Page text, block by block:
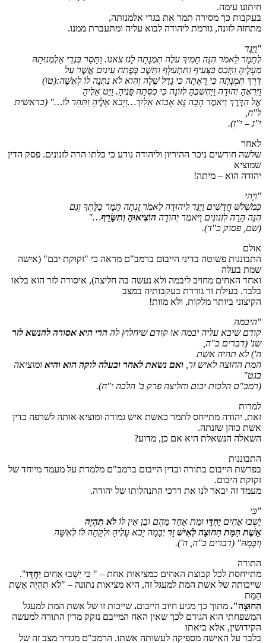
חיתונו עימה.
בעקבות כך מסירה תמר את בגדי אלמנותה,
מתחזה לזונה, גורמת ליהודה לבוא עליה ומתעברת ממנו.
"וַיֻּגַּד
לְתָמָר לֵאמֹר הִנֵּה חָמִיךְ עֹלֶה תִמְנָתָה לָגֹז צֹאנוֹ. וַתָּסַר בִּגְדֵי אַלְמְנוּתָהּ
מֵעָלֶיהָ וַתְּכַס בַּצָּעִיף וַתִּתְעַלָּף וַתֵּשֶׁב בְּפֶתַח עֵינַיִם אֲשֶׁר עַל
דֶּרֶךְ תִּמְנָתָה כִּי רָאֲתָה כִּי גָדַל שֵׁלָה וְהִוא לֹא נִתְּנָה לוֹ לְאִשָּׁה:(טו)
וַיִּרְאֶהָ יְהוּדָה וַיַּחְשְׁבֶהָ לְזוֹנָה כִּי כִסְּתָה פָּנֶיהָ. וַיֵּט אֵלֶיהָ
אֶל הַדֶּרֶךְ וַיֹּאמֶר הָבָה נָּא אָבוֹא אֵלַיִךְ…וַיָּבֹא אֵלֶיהָ וַתַּהַר לוֹ…" (בראשית
ל"ח,
י"ג – י"ז).
לאחר
שלשה חודשים ניכר ההיריון וליהודה נודע כי כלתו הרה לזנונים. פסק הדין
שמוציא
יהודה הוא – מיתה!
"וַיְהִי
כְּמִשְׁלֹשׁ חֳדָשִׁים וַיֻּגַּד לִיהוּדָה לֵאמֹר זָנְתָה תָּמָר כַּלָּתֶךָ וְגַם
הִנֵּה הָרָה לִזְנוּנִים וַיֹּאמֶר יְהוּדָה הוֹצִיאוּהָ וְתִשָּׂרֵף…"
(שם, פסוק כ"ד).
אולם
התבוננות פשוטה בדיני הייבום ברמב"ם מראה כי "זקוקת יבם" (אישה
שמת בעלה
ואחד האחים מחויב ליבמה ולא נעשה בה חליצה), איסורה לזר הוא בלאו
בלבד. בעילת זר גוררת בעקבותיה במצב
הקיצוני ביותר מלקות, ולא מוות!
"היבמה
קודם שיבא עליה יבמה או קודם שיחלוץ לה הרי היא אסורה להנשא לזר
שנ' (דברים כ"ה,
ה')לא תהיה אשת
המת החוצה לאיש זר, ואם נשאת לאחר ובעלה לוקה הוא והיא ומוציאה
בגט"
(רמב"ם הלכות יבום וחליצה פרק ב' הלכה י"ח).
למרות
זאת, יהודה מתייחס לתמר כאשת איש גמורה ומוציא אותה לשרפה כדין
אשת כוהן שזנתה.
השאלה הנשאלת היא אם כן, מדוע?
התבוננות
בפרשת הייבום בתורה ובדין הייבום ברמב"ם מלמדת על מעמד מיוחד של
זקוקת היבום.
מעמד זה יבאר לנו את דרכי התנהלותו של יהודה.
"כִּי
יֵשְׁבוּ אַחִים יַחְדָּו וּמֵת אַחַד מֵהֶם וּבֵן אֵין לוֹ לֹא תִהְיֶה
אֵשֶׁת הַמֵּת הַחוּצָה לְאִישׁ זָר יְבָמָהּ יָבֹא עָלֶיהָ וּלְקָחָהּ לוֹ לְאִשָּׁה
וְיִבְּמָהּ" (דברים כ"ה, ה').
התורה
מתייחסת לכל קבוצת האחים כמציאות אחת – " כִּי יֵשְׁבוּ אַחִים יַחְדָּו".
שייכותה של אשת המת למעגל זה, היא מציאות נתונה – "לֹא תִהְיֶה אֵשֶׁת
הַמֵּת
הַחוּצָה". מתוך כך מגיע חיוב הייבום. שייכות זו של אשת המת למעגל
המשפחתי הוא הגורם לכך שאין האח המייבם נזקק מדין התורה למעשה
הקידושין, אלא ביאתו
בלבד על האישה מספיקה לעשותה אשתו. הרמב"ם מגדיר מצב זה של